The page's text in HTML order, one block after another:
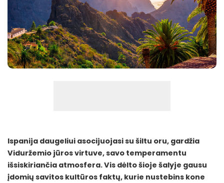
Ispanija daugeliui asocijuojasi su šiltu oru, gardžia
Viduržemio jūros virtuve, savo temperamentu
išsiskiriančia atmosfera. Vis dėlto šioje šalyje gausu
įdomių savitos kultūros faktų, kurie nustebins kone